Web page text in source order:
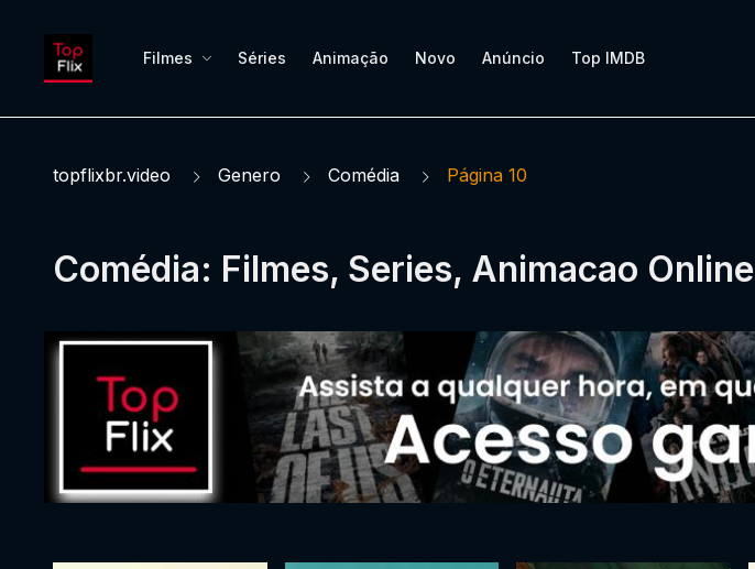
Filmes Séries Animação Novo Anúncio Top IMDB
topflixbr.video Genero Comédia Página 10
Comédia: Filmes, Series, Animacao Online